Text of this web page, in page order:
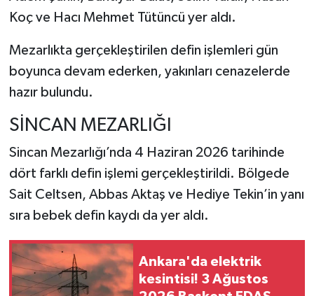
Koç ve Hacı Mehmet Tütüncü yer aldı.
Mezarlıkta gerçekleştirilen defin işlemleri gün
boyunca devam ederken, yakınları cenazelerde
hazır bulundu.
SİNCAN MEZARLIĞI
Sincan Mezarlığı’nda 4 Haziran 2026 tarihinde
dört farklı defin işlemi gerçekleştirildi. Bölgede
Sait Celtsen, Abbas Aktaş ve Hediye Tekin’in yanı
sıra bebek defin kaydı da yer aldı.
Ankara'da elektrik
kesintisi! 3 Ağustos